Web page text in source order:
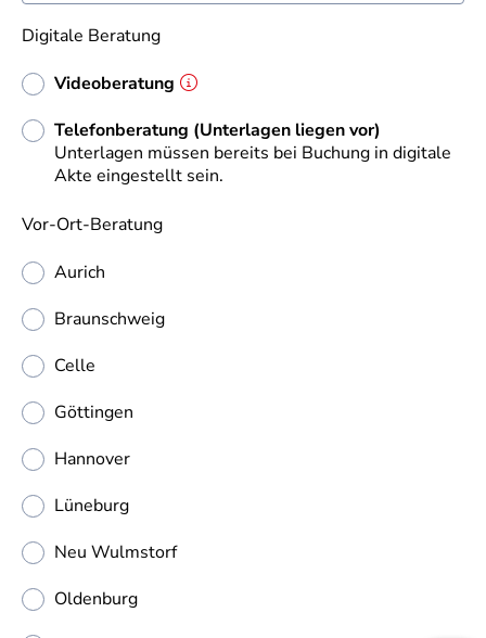
Digitale Beratung
Videoberatung
Telefonberatung (Unterlagen liegen vor)
Unterlagen müssen bereits bei Buchung in digitale
Akte eingestellt sein.
Vor-Ort-Beratung
Aurich
Braunschweig
Celle
Göttingen
Hannover
Lüneburg
Neu Wulmstorf
Oldenburg